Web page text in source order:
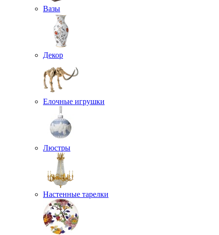
Вазы
Декор
Елочные игрушки
Люстры
Настенные тарелки